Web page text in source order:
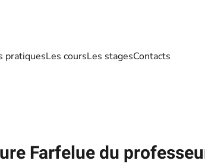
pratiquesLes coursLes stagesContacts
Farfelue du